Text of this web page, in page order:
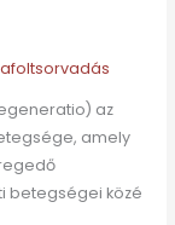
az
amely
betegségei közé